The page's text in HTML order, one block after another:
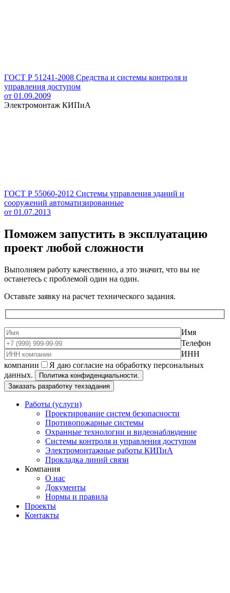
ГОСТ Р 51241-2008 Средства и системы контроля и
управления доступом
от 01.09.2009
Электромонтаж КИПиА
ГОСТ Р 55060-2012 Системы управления зданий и
сооружений автоматизированные
от 01.07.2013
Поможем запустить в эксплуатацию
проект любой сложности
Выполняем работу качественно, а это значит, что вы не
останетесь с проблемой один на один.
Оставьте заявку на расчет технического задания.
Имя
Телефон
ИНН
компании
Я даю согласие на обработку персональных
данных.
Политика конфиденциальности.
Работы (услуги)
Проектирование систем безопасности
Противопожарные системы
Охранные технологии и видеонаблюдение
Системы контроля и управления доступом
Электромонтажные работы КИПиА
Прокладка линий связи
Компания
О нас
Документы
Нормы и правила
Проекты
Контакты